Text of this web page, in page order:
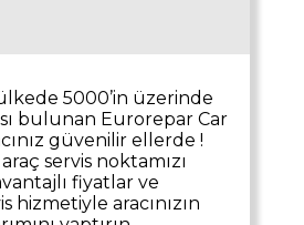
5000’in üzerinde
bulunan Eurorepar Car
güvenilir ellerde !
servis noktamızı
fiyatlar ve
hizmetiyle aracınızın